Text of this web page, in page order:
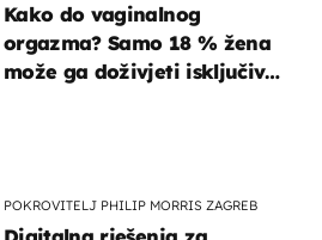
Kako do vaginalnog
orgazma? Samo 18 % žena
može ga doživjeti isključivo
POKROVITELJ PHILIP MORRIS ZAGREB